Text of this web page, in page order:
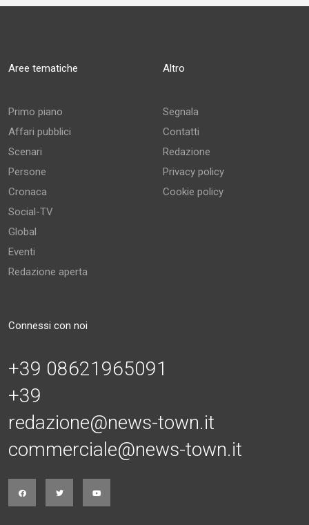
Aree tematiche
Primo piano
Affari pubblici
Scenari
Persone
Cronaca
Social-TV
Global
Eventi
Redazione aperta
Altro
Segnala
Contatti
Redazione
Privacy policy
Cookie policy
Connessi con noi
+39 08621965091
+39
redazione@news-town.it
commerciale@news-town.it